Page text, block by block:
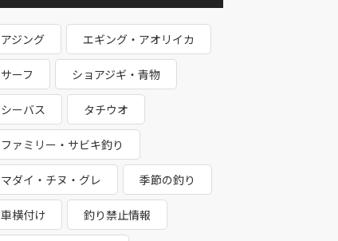
アジング エギング・アオリイカ
サーフ ショアジギ・青物
シーバス タチウオ
ファミリー・サビキ釣り
マダイ・チヌ・グレ 季節の釣り
車横付け 釣り禁止情報